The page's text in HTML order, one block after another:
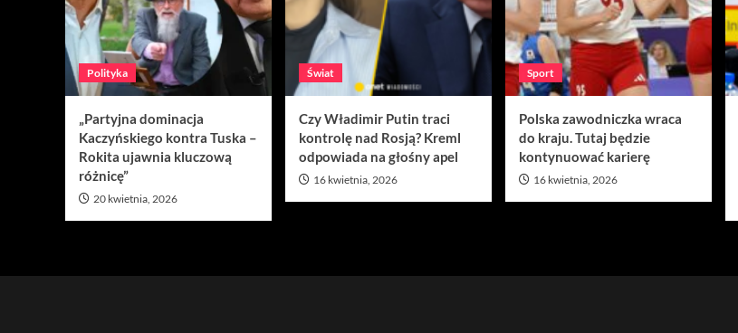
Polityka
„Partyjna dominacja
Kaczyńskiego kontra Tuska –
Rokita ujawnia kluczową
różnicę”
20 kwietnia, 2026
Świat
Czy Władimir Putin traci
kontrolę nad Rosją? Kreml
odpowiada na głośny apel
16 kwietnia, 2026
Sport
Polska zawodniczka wraca
do kraju. Tutaj będzie
kontynuować karierę
16 kwietnia, 2026